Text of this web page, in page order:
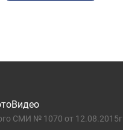
Видео
СМИ № 1070 от 12.08.2015г.